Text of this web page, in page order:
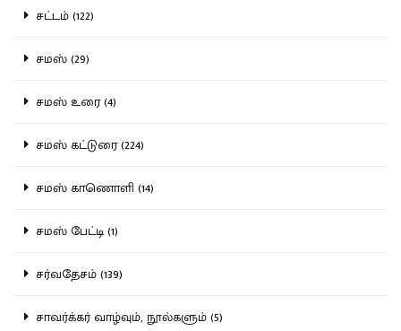
சட்டம் (122)
சமஸ் (29)
சமஸ் உரை (4)
சமஸ் கட்டுரை (224)
சமஸ் காணொளி (14)
சமஸ் பேட்டி (1)
சர்வதேசம் (139)
சாவர்க்கர் வாழ்வும், நூல்களும் (5)